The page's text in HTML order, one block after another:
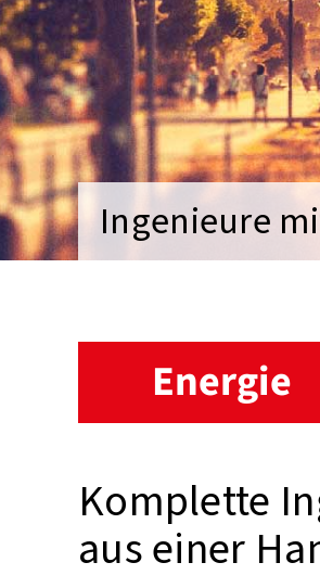
Ingenieure
Energie
Komplette
aus einer